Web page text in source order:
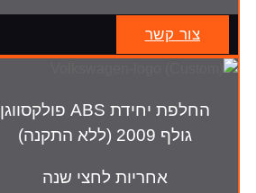
צור קשר
החלפת יחידת ABS פולקסווגן
גולף 2009 (ללא התקנה)
אחריות לחצי שנה